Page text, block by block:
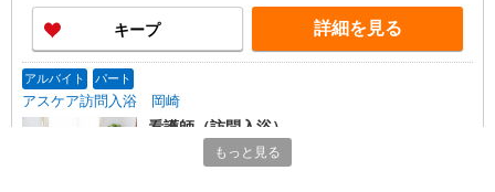
キープ 詳細を見る
アルバイト パート
アスケア訪問入浴 岡崎
看護師（訪問入浴）
時給1695円〜1745円 ※経験・能力による
もっと見る